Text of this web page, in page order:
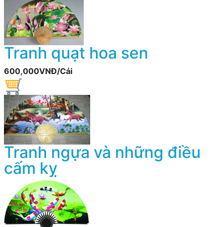
Tranh quạt hoa sen
600,000VNĐ/Cái
Tranh ngựa và những điều
cấm kỵ